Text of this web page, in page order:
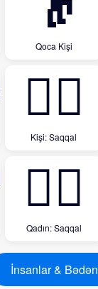
Qoca Kişi
🧔‍♂️
Kişi: Saqqal
🧔‍♀️
Qadın: Saqqal
İnsanlar & Bədən